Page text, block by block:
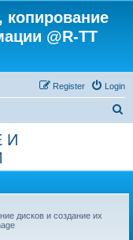
копирование
@R-TT
Login
Register
И
дисков и создание их